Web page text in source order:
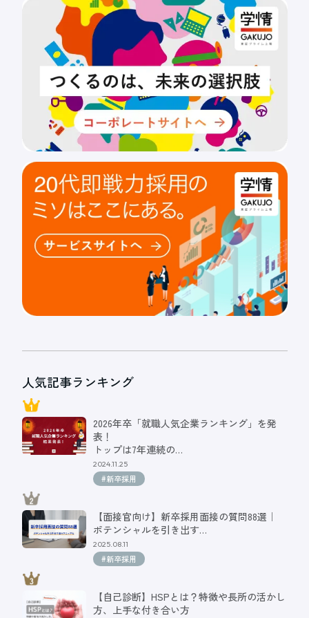
人気記事ランキング
2026年卒「就職人気企業ランキング」を発
表！
トップは7年連続の…
2024.11.25
#新卒採用
【面接官向け】新卒採用面接の質問88選｜
ポテンシャルを引き出す…
2025.08.11
#新卒採用
【自己診断】HSPとは？特徴や長所の活かし
方、上手な付き合い方